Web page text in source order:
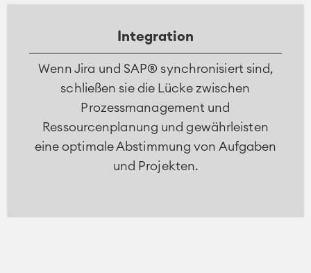
Integration
Wenn Jira und SAP® synchronisiert sind,
schließen sie die Lücke zwischen
Prozessmanagement und
Ressourcenplanung und gewährleisten
eine optimale Abstimmung von Aufgaben
und Projekten.